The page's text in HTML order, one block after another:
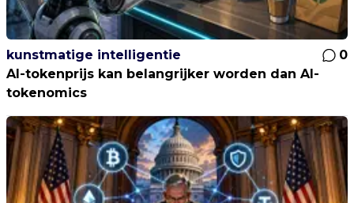
kunstmatige intelligentie
0
AI-tokenprijs kan belangrijker worden dan AI-
tokenomics